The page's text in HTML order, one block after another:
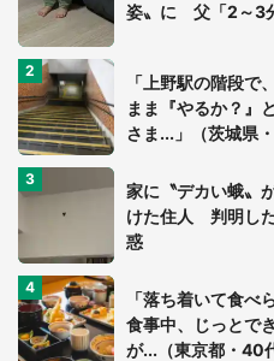
姿〟に 父「2～3
「上野駅の階段で
まま『やるか？』
さま...」（茨城県
家に〝デカい蛾〟
けた住人 判明し
惑
「落ち着いて食べ
食事中、じっとで
が...（東京都・40